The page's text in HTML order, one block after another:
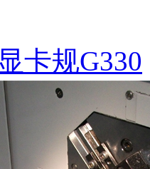
卡规G330